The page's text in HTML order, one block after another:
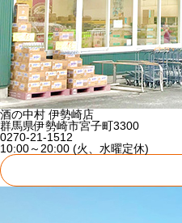
酒の中村 伊勢崎店
群馬県伊勢崎市宮子町3300
0270-21-1512
10:00～20:00 (火、水曜定休)